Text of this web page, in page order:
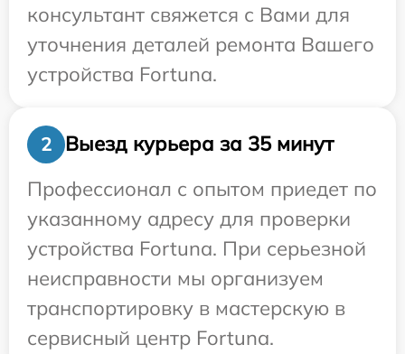
консультант свяжется с Вами для
уточнения деталей ремонта Вашего
устройства Fortuna.
2
Выезд курьера за 35 минут
Профессионал с опытом приедет по
указанному адресу для проверки
устройства Fortuna. При серьезной
неисправности мы организуем
транспортировку в мастерскую в
сервисный центр Fortuna.